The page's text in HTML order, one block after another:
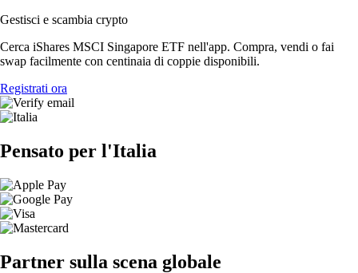
Gestisci e scambia crypto
Cerca iShares MSCI Singapore ETF nell'app. Compra, vendi o fai
swap facilmente con centinaia di coppie disponibili.
Registrati ora
Pensato per l'Italia
Partner sulla scena globale